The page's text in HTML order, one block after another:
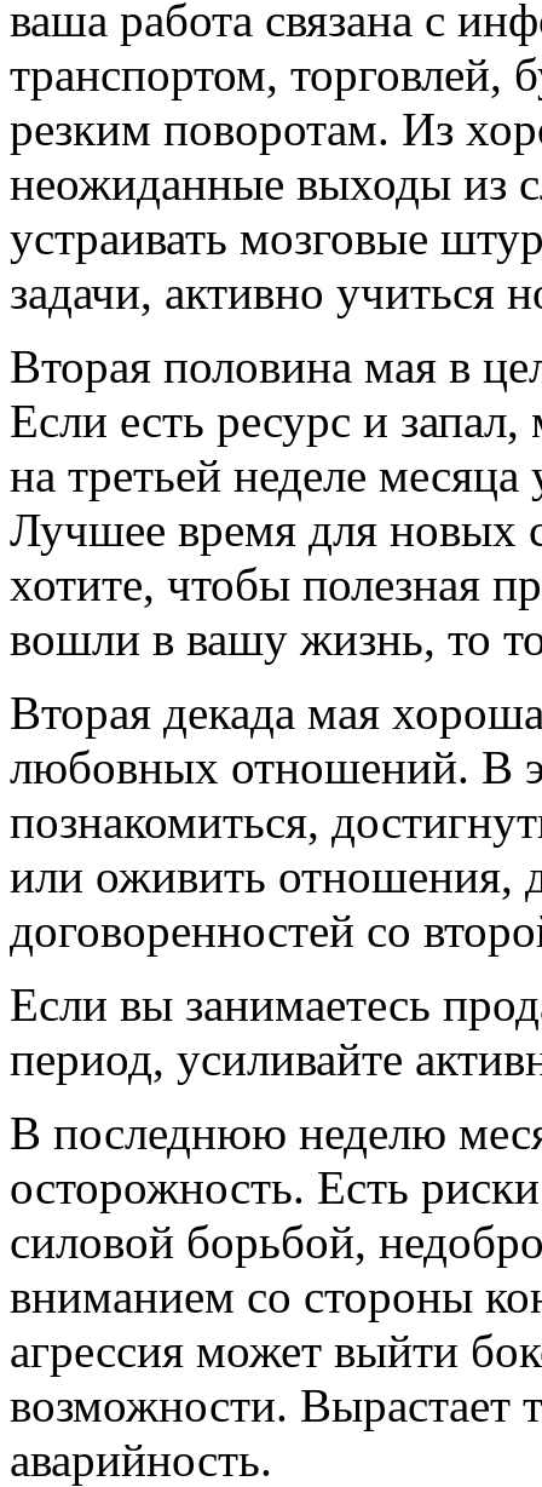
ваша работа связана с
транспортом, торговлей,
резким поворотам. Из
неожиданные выходы из
устраивать мозговые
задачи, активно учиться
Вторая половина мая в
Если есть ресурс и
на третьей неделе
Лучшее время для новых
хотите, чтобы полезная
вошли в вашу жизнь, то
Вторая декада мая
любовных отношений. В
познакомиться,
или оживить отношения,
договоренностей со
Если вы занимаетесь
период, усиливайте
В последнюю неделю
осторожность. Есть
силовой борьбой,
вниманием со стороны
агрессия может выйти
возможности. Вырастает
аварийность.